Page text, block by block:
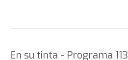
En su tinta - Programa 113